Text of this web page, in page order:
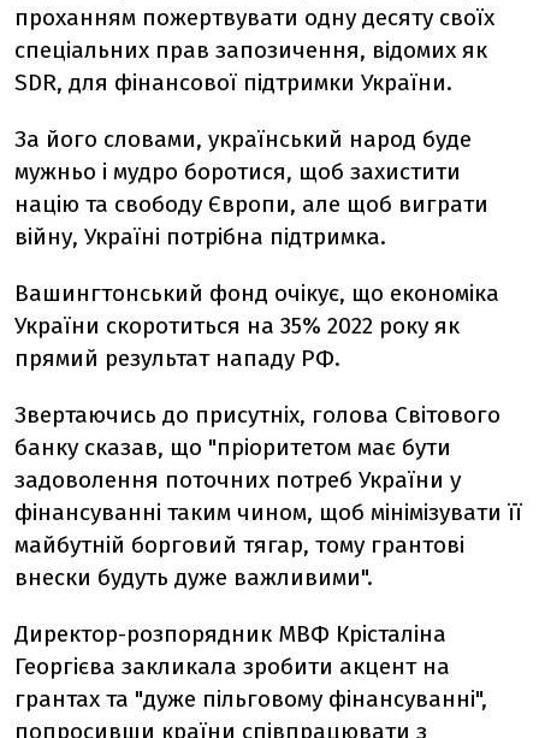
проханням пожертвувати одну десяту своїх
спеціальних прав запозичення, відомих як
SDR, для фінансової підтримки України.
За його словами, український народ буде
мужньо і мудро боротися, щоб захистити
націю та свободу Європи, але щоб виграти
війну, Україні потрібна підтримка.
Вашингтонський фонд очікує, що економіка
України скоротиться на 35% 2022 року як
прямий результат нападу РФ.
Звертаючись до присутніх, голова Світового
банку сказав, що "пріоритетом має бути
задоволення поточних потреб України у
фінансуванні таким чином, щоб мінімізувати її
майбутній борговий тягар, тому грантові
внески будуть дуже важливими".
Директор-розпорядник МВФ Крісталіна
Георгієва закликала зробити акцент на
грантах та "дуже пільговому фінансуванні",
попросивши країни співпрацювати з